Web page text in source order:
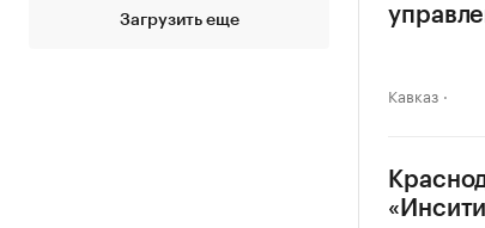
Загрузить еще
Кавказ